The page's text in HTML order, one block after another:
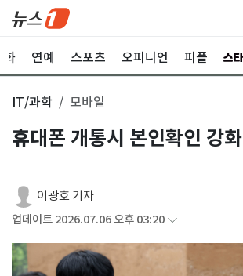
화 연예 스포츠 오피니언 피플
IT/과학 모바일
휴대폰 개통시 본인확인 강화
이광호 기자
업데이트 2026.07.06 오후 03:20